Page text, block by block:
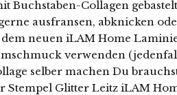
Buchstaben-Collagen
ausfransen, abknicken
neuen iLAM Home
verwenden
selber machen Du
Stempel Glitter Leitz iLAM